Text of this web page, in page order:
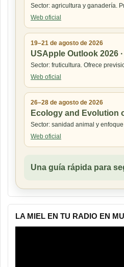
Sector: agricultura y ganadería.
Web oficial
19–21 de agosto de 2026
USApple Outlook 2026
Sector: fruticultura. Ofrece
Web oficial
26–28 de agosto de 2026
Ecology and Evolution
Sector: sanidad animal y
Web oficial
Una guía rápida para
LA MIEL EN TU RADIO EN